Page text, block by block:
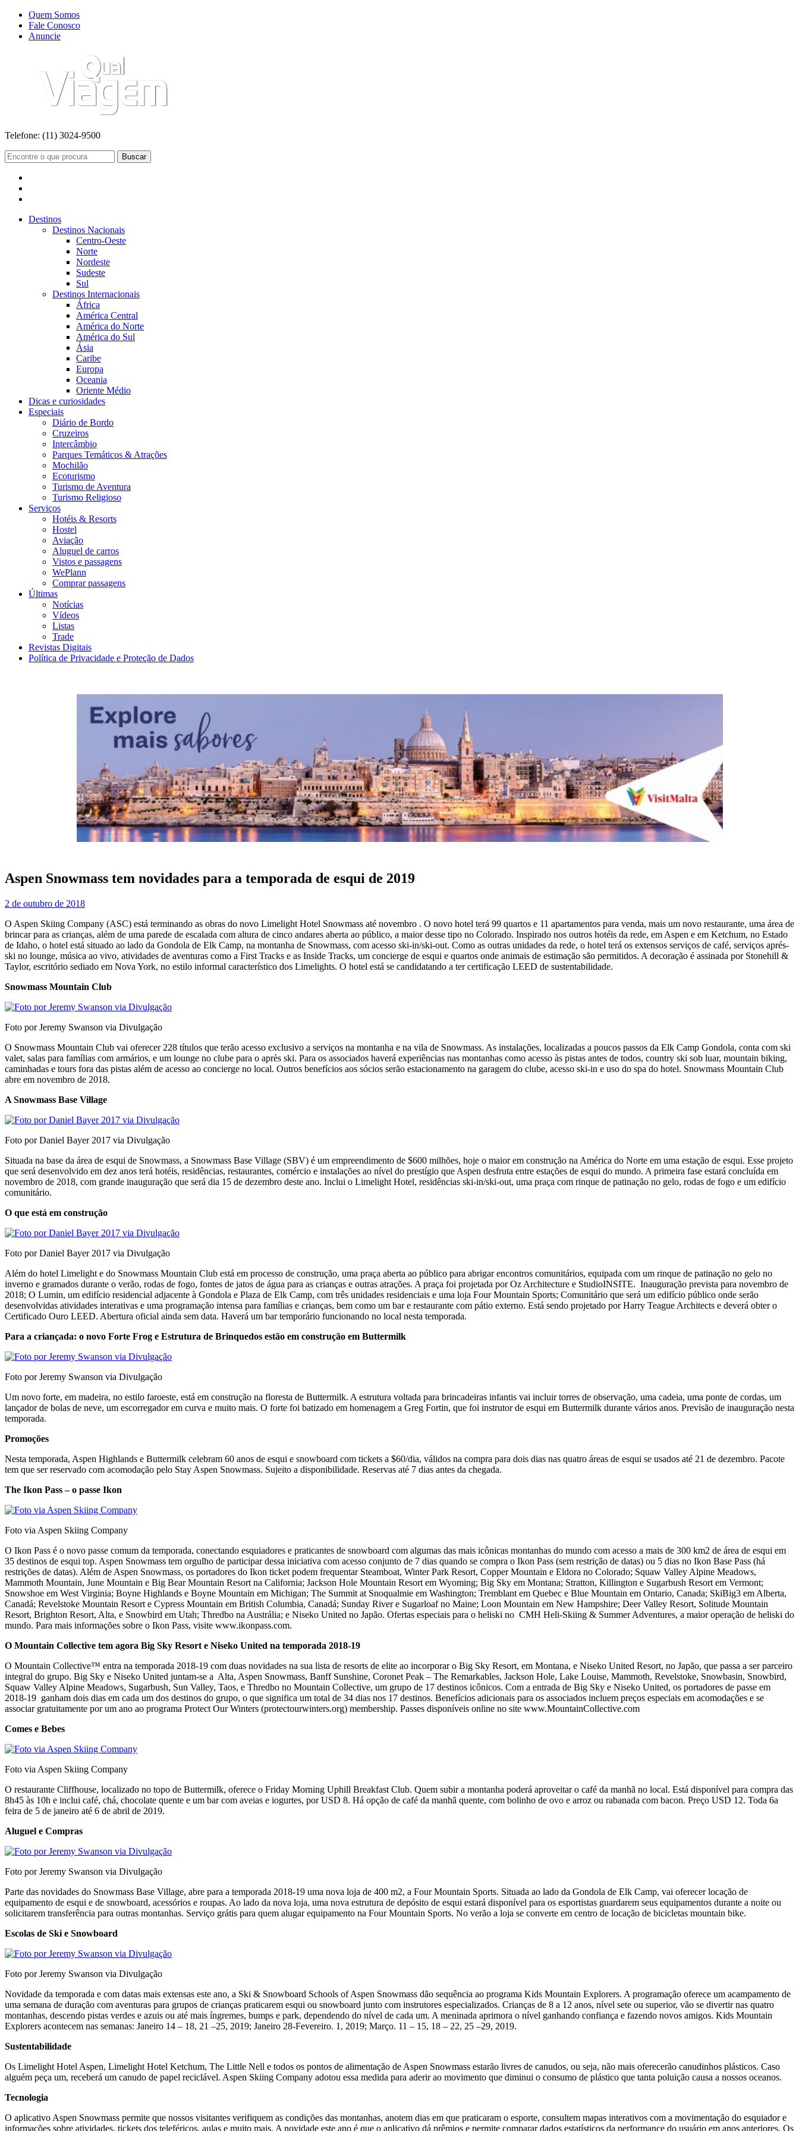
Quem Somos
Fale Conosco
Anuncie
Telefone: (11) 3024-9500
Buscar
Destinos
Destinos Nacionais
Centro-Oeste
Norte
Nordeste
Sudeste
Sul
Destinos Internacionais
África
América Central
América do Norte
América do Sul
Ásia
Caribe
Europa
Oceania
Oriente Médio
Dicas e curiosidades
Especiais
Diário de Bordo
Cruzeiros
Intercâmbio
Parques Temáticos & Atrações
Mochilão
Ecoturismo
Turismo de Aventura
Turismo Religioso
Serviços
Hotéis & Resorts
Hostel
Aviação
Aluguel de carros
Vistos e passagens
WePlann
Comprar passagens
Últimas
Notícias
Vídeos
Listas
Trade
Revistas Digitais
Política de Privacidade e Proteção de Dados
Aspen Snowmass tem novidades para a temporada de esqui de 2019
2 de outubro de 2018
O Aspen Skiing Company (ASC) está terminando as obras do novo Limelight Hotel Snowmass até novembro . O novo hotel terá 99 quartos e 11 apartamentos para venda, mais um novo restaurante, uma área de
brincar para as crianças, além de uma parede de escalada com altura de cinco andares aberta ao público, a maior desse tipo no Colorado. Inspirado nos outros hotéis da rede, em Aspen e em Ketchum, no Estado
de Idaho, o hotel está situado ao lado da Gondola de Elk Camp, na montanha de Snowmass, com acesso ski-in/ski-out. Como as outras unidades da rede, o hotel terá os extensos serviços de café, serviços aprés-
ski no lounge, música ao vivo, atividades de aventuras como a First Tracks e as Inside Tracks, um concierge de esqui e quartos onde animais de estimação são permitidos. A decoração é assinada por Stonehill &
Taylor, escritório sediado em Nova York, no estilo informal característico dos Limelights. O hotel está se candidatando a ter certificação LEED de sustentabilidade.
Snowmass Mountain Club
Foto por Jeremy Swanson via Divulgação
O Snowmass Mountain Club vai oferecer 228 títulos que terão acesso exclusivo a serviços na montanha e na vila de Snowmass. As instalações, localizadas a poucos passos da Elk Camp Gondola, conta com ski
valet, salas para famílias com armários, e um lounge no clube para o après ski. Para os associados haverá experiências nas montanhas como acesso às pistas antes de todos, country ski sob luar, mountain biking,
caminhadas e tours fora das pistas além de acesso ao concierge no local. Outros benefícios aos sócios serão estacionamento na garagem do clube, acesso ski-in e uso do spa do hotel. Snowmass Mountain Club
abre em novembro de 2018.
A Snowmass Base Village
Foto por Daniel Bayer 2017 via Divulgação
Situada na base da área de esqui de Snowmass, a Snowmass Base Village (SBV) é um empreendimento de $600 milhões, hoje o maior em construção na América do Norte em uma estação de esqui. Esse projeto
que será desenvolvido em dez anos terá hotéis, residências, restaurantes, comércio e instalações ao nível do prestígio que Aspen desfruta entre estações de esqui do mundo. A primeira fase estará concluída em
novembro de 2018, com grande inauguração que será dia 15 de dezembro deste ano. Inclui o Limelight Hotel, residências ski-in/ski-out, uma praça com rinque de patinação no gelo, rodas de fogo e um edifício
comunitário.
O que está em construção
Foto por Daniel Bayer 2017 via Divulgação
Além do hotel Limelight e do Snowmass Mountain Club está em processo de construção, uma praça aberta ao público para abrigar encontros comunitários, equipada com um rinque de patinação no gelo no
inverno e gramados durante o verão, rodas de fogo, fontes de jatos de água para as crianças e outras atrações. A praça foi projetada por Oz Architecture e StudioINSITE. Inauguração prevista para novembro de
2018; O Lumin, um edifício residencial adjacente à Gondola e Plaza de Elk Camp, com três unidades residenciais e uma loja Four Mountain Sports; Comunitário que será um edifício público onde serão
desenvolvidas atividades interativas e uma programação intensa para famílias e crianças, bem como um bar e restaurante com pátio externo. Está sendo projetado por Harry Teague Architects e deverá obter o
Certificado Ouro LEED. Abertura oficial ainda sem data. Haverá um bar temporário funcionando no local nesta temporada.
Para a criançada: o novo Forte Frog e Estrutura de Brinquedos estão em construção em Buttermilk
Foto por Jeremy Swanson via Divulgação
Um novo forte, em madeira, no estilo faroeste, está em construção na floresta de Buttermilk. A estrutura voltada para brincadeiras infantis vai incluir torres de observação, uma cadeia, uma ponte de cordas, um
lançador de bolas de neve, um escorregador em curva e muito mais. O forte foi batizado em homenagem a Greg Fortin, que foi instrutor de esqui em Buttermilk durante vários anos. Previsão de inauguração nesta
temporada.
Promoções
Nesta temporada, Aspen Highlands e Buttermilk celebram 60 anos de esqui e snowboard com tickets a $60/dia, válidos na compra para dois dias nas quatro áreas de esqui se usados até 21 de dezembro. Pacote
tem que ser reservado com acomodação pelo Stay Aspen Snowmass. Sujeito a disponibilidade. Reservas até 7 dias antes da chegada.
The Ikon Pass – o passe Ikon
Foto via Aspen Skiing Company
O Ikon Pass é o novo passe comum da temporada, conectando esquiadores e praticantes de snowboard com algumas das mais icônicas montanhas do mundo com acesso a mais de 300 km2 de área de esqui em
35 destinos de esqui top. Aspen Snowmass tem orgulho de participar dessa iniciativa com acesso conjunto de 7 dias quando se compra o Ikon Pass (sem restrição de datas) ou 5 dias no Ikon Base Pass (há
restrições de datas). Além de Aspen Snowmass, os portadores do Ikon ticket podem frequentar Steamboat, Winter Park Resort, Copper Mountain e Eldora no Colorado; Squaw Valley Alpine Meadows,
Mammoth Mountain, June Mountain e Big Bear Mountain Resort na California; Jackson Hole Mountain Resort em Wyoming; Big Sky em Montana; Stratton, Killington e Sugarbush Resort em Vermont;
Snowshoe em West Virginia; Boyne Highlands e Boyne Mountain em Michigan; The Summit at Snoqualmie em Washington; Tremblant em Quebec e Blue Mountain em Ontario, Canada; SkiBig3 em Alberta,
Canadá; Revelstoke Mountain Resort e Cypress Mountain em British Columbia, Canadá; Sunday River e Sugarloaf no Maine; Loon Mountain em New Hampshire; Deer Valley Resort, Solitude Mountain
Resort, Brighton Resort, Alta, e Snowbird em Utah; Thredbo na Austrália; e Niseko United no Japão. Ofertas especiais para o heliski no CMH Heli-Skiing & Summer Adventures, a maior operação de heliski do
mundo. Para mais informações sobre o Ikon Pass, visite www.ikonpass.com.
O Mountain Collective tem agora Big Sky Resort e Niseko United na temporada 2018-19
O Mountain Collective™ entra na temporada 2018-19 com duas novidades na sua lista de resorts de elite ao incorporar o Big Sky Resort, em Montana, e Niseko United Resort, no Japão, que passa a ser parceiro
integral do grupo. Big Sky e Niseko United juntam-se a Alta, Aspen Snowmass, Banff Sunshine, Coronet Peak – The Remarkables, Jackson Hole, Lake Louise, Mammoth, Revelstoke, Snowbasin, Snowbird,
Squaw Valley Alpine Meadows, Sugarbush, Sun Valley, Taos, e Thredbo no Mountain Collective, um grupo de 17 destinos icônicos. Com a entrada de Big Sky e Niseko United, os portadores de passe em
2018-19 ganham dois dias em cada um dos destinos do grupo, o que significa um total de 34 dias nos 17 destinos. Benefícios adicionais para os associados incluem preços especiais em acomodações e se
associar gratuitamente por um ano ao programa Protect Our Winters (protectourwinters.org) membership. Passes disponíveis online no site www.MountainCollective.com
Comes e Bebes
Foto via Aspen Skiing Company
O restaurante Cliffhouse, localizado no topo de Buttermilk, oferece o Friday Morning Uphill Breakfast Club. Quem subir a montanha poderá aproveitar o café da manhã no local. Está disponível para compra das
8h45 às 10h e inclui café, chá, chocolate quente e um bar com aveias e iogurtes, por USD 8. Há opção de café da manhã quente, com bolinho de ovo e arroz ou rabanada com bacon. Preço USD 12. Toda 6a
feira de 5 de janeiro até 6 de abril de 2019.
Aluguel e Compras
Foto por Jeremy Swanson via Divulgação
Parte das novidades do Snowmass Base Village, abre para a temporada 2018-19 uma nova loja de 400 m2, a Four Mountain Sports. Situada ao lado da Gondola de Elk Camp, vai oferecer locação de
equipamento de esqui e de snowboard, acessórios e roupas. Ao lado da nova loja, uma nova estrutura de depósito de esqui estará disponível para os esportistas guardarem seus equipamentos durante a noite ou
solicitarem transferência para outras montanhas. Serviço grátis para quem alugar equipamento na Four Mountain Sports. No verão a loja se converte em centro de locação de bicicletas mountain bike.
Escolas de Ski e Snowboard
Foto por Jeremy Swanson via Divulgação
Novidade da temporada e com datas mais extensas este ano, a Ski & Snowboard Schools of Aspen Snowmass dão sequência ao programa Kids Mountain Explorers. A programação oferece um acampamento de
uma semana de duração com aventuras para grupos de crianças praticarem esqui ou snowboard junto com instrutores especializados. Crianças de 8 a 12 anos, nível sete ou superior, vão se divertir nas quatro
montanhas, descendo pistas verdes e azuis ou até mais íngremes, bumps e park, dependendo do nível de cada um. A meninada aprimora o nível ganhando confiança e fazendo novos amigos. Kids Mountain
Explorers acontecem nas semanas: Janeiro 14 – 18, 21 –25, 2019; Janeiro 28-Fevereiro. 1, 2019; Março. 11 – 15, 18 – 22, 25 –29, 2019.
Sustentabilidade
Os Limelight Hotel Aspen, Limelight Hotel Ketchum, The Little Nell e todos os pontos de alimentação de Aspen Snowmass estarão livres de canudos, ou seja, não mais oferecerão canudinhos plásticos. Caso
alguém peça um, receberá um canudo de papel reciclável. Aspen Skiing Company adotou essa medida para aderir ao movimento que diminui o consumo de plástico que tanta poluição causa a nossos oceanos.
Tecnologia
O aplicativo Aspen Snowmass permite que nossos visitantes verifiquem as condições das montanhas, anotem dias em que praticaram o esporte, consultem mapas interativos com a movimentação do esquiador e
informações sobre atividades, tickets dos teleféricos, aulas e muito mais. A novidade este ano é que o aplicativo dá prêmios e permite comparar dados estatísticos da performance do usuário em anos anteriores. Os